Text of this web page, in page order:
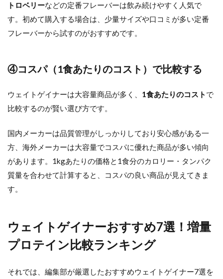
トロベリーなどの定番フレーバーは飲み続けやすく人気で
す。初めて購入する場合は、少量サイズや口コミが多い定番
フレーバーから試すのがおすすめです。
④コスパ（1食あたりのコスト）で比較する
ウェイトゲイナーは大容量商品が多く、 1食あたりのコスト で
比較するのが賢い選び方です。
国内メーカーは品質管理がしっかりしており安心感がある一
方、海外メーカーは大容量でコスパに優れた商品が多い傾向
があります。1kgあたりの価格と1食分のカロリー・タンパク
質量を合わせて計算すると、コスパの良い商品が見えてきま
す。
ウェイトゲイナーおすすめ7選！増量
プロテイン比較ランキング
それでは、編集部が厳選したおすすめウェイトゲイナー7選を